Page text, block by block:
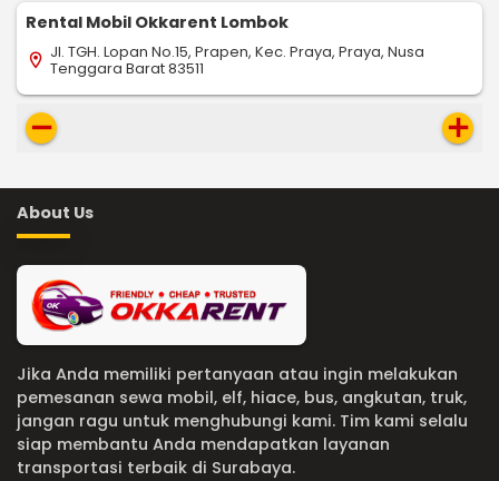
Rental Mobil Okkarent Lombok
location_on Jl. TGH. Lopan No.15, Prapen, Kec. Praya, Praya, Nusa
Tenggara Barat 83511
remove add
About Us
Jika Anda memiliki pertanyaan atau ingin melakukan
pemesanan sewa mobil, elf, hiace, bus, angkutan, truk,
jangan ragu untuk menghubungi kami. Tim kami selalu
siap membantu Anda mendapatkan layanan
transportasi terbaik di Surabaya.